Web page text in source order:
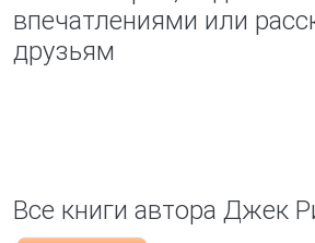
впечатлениями или
друзьям
Все книги автора Джек